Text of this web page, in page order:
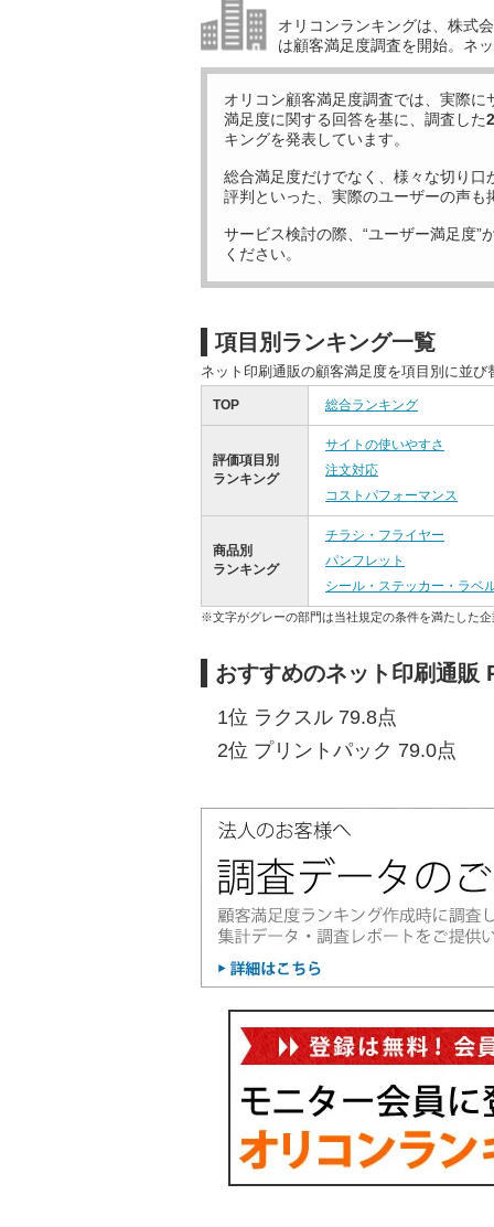
オリコンランキングは、株式
は顧客満足度調査を開始。ネ
オリコン顧客満足度調査では、実際に
満足度に関する回答を基に、調査した
キングを発表しています。
総合満足度だけでなく、様々な切り口
評判といった、実際のユーザーの声も
サービス検討の際、“ユーザー満足度”
ください。
項目別ランキング一覧
ネット印刷通販の顧客満足度を項目別に並
TOP 総合ランキング
評価項目別
ランキング
サイトの使いやすさ
注文対応
コストパフォーマンス
商品別
ランキング
チラシ・フライヤー
パンフレット
シール・ステッカー・ラベ
※文字がグレーの部門は当社規定の条件を満たした
おすすめのネット印刷通販
1位 ラクスル 79.8点
2位 プリントパック 79.0点